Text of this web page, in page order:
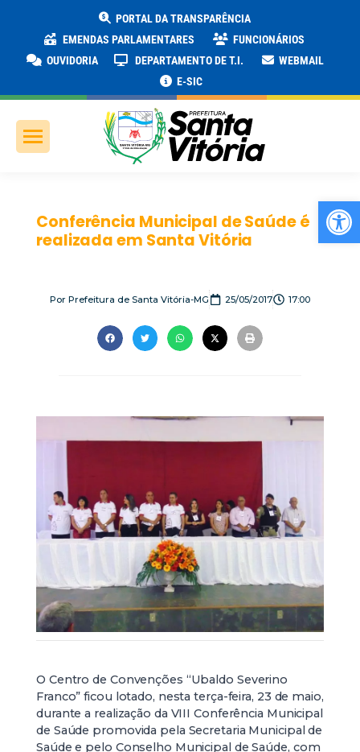
PORTAL DA TRANSPARÊNCIA
EMENDAS PARLAMENTARES
FUNCIONÁRIOS
OUVIDORIA
DEPARTAMENTO DE T.I.
WEBMAIL
E-SIC
Conferência Municipal de Saúde é
realizada em Santa Vitória
Por Prefeitura de Santa Vitória-MG 25/05/2017 17:00
O Centro de Convenções “Ubaldo Severino
Franco” ficou lotado, nesta terça-feira, 23 de maio,
durante a realização da VIII Conferência Municipal
de Saúde promovida pela Secretaria Municipal de
Saúde e pelo Conselho Municipal de Saúde, com